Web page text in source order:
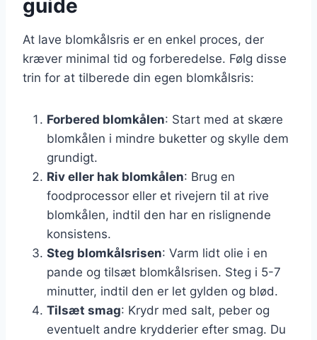
guide
At lave blomkålsris er en enkel proces, der
kræver minimal tid og forberedelse. Følg disse
trin for at tilberede din egen blomkålsris:
Forbered blomkålen: Start med at skære
blomkålen i mindre buketter og skylle dem
grundigt.
Riv eller hak blomkålen: Brug en
foodprocessor eller et rivejern til at rive
blomkålen, indtil den har en rislignende
konsistens.
Steg blomkålsrisen: Varm lidt olie i en
pande og tilsæt blomkålsrisen. Steg i 5-7
minutter, indtil den er let gylden og blød.
Tilsæt smag: Krydr med salt, peber og
eventuelt andre krydderier efter smag. Du